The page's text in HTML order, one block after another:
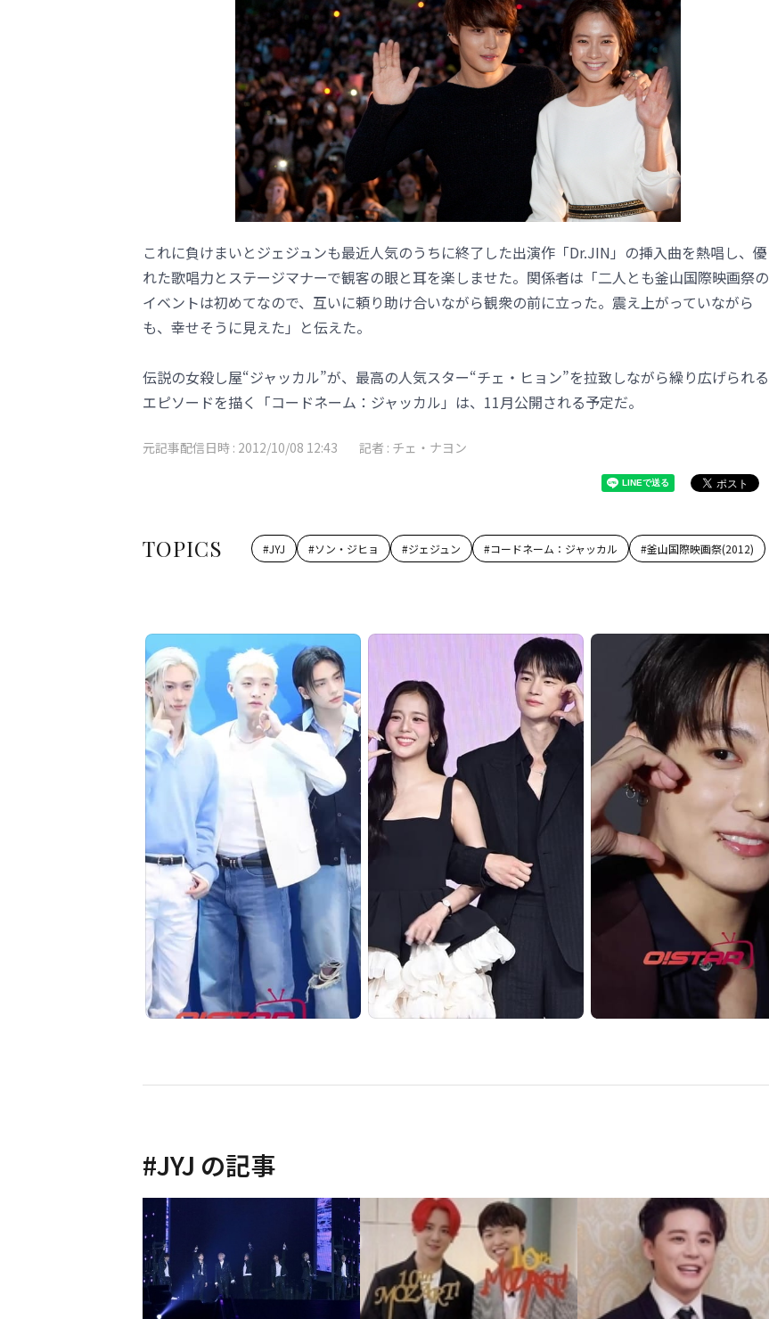
これに負けまいとジェジュンも最近人気のうちに終了した出演作「Dr.JIN」の挿入曲を熱唱し、優
れた歌唱力とステージマナーで観客の眼と耳を楽しませた。関係者は「二人とも釜山国際映画祭の
イベントは初めてなので、互いに頼り助け合いながら観衆の前に立った。震え上がっていながら
も、幸せそうに見えた」と伝えた。
伝説の女殺し屋“ジャッカル”が、最高の人気スター“チェ・ヒョン”を拉致しながら繰り広げられる
エピソードを描く「コードネーム：ジャッカル」は、11月公開される予定だ。
元記事配信日時 : 2012/10/08 12:43 記者 : チェ・ナヨン
TOPICS #JYJ #ソン・ジヒョ #ジェジュン #コードネーム：ジャッカル #釜山国際映画祭(2012)
#JYJ の記事